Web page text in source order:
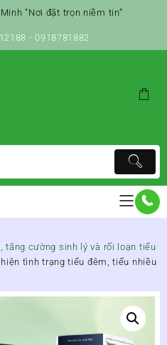
“Nơi đặt trọn niềm tin”
- 0918781882
tăng cường sinh lý và rối loạn tiểu
tình trạng tiểu đêm, tiểu nhiều